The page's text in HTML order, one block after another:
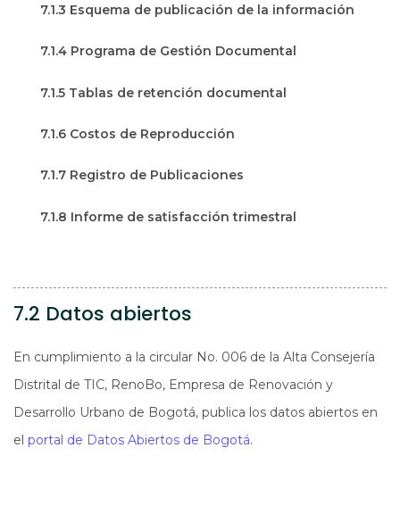
7.1.3 Esquema de publicación de la información
7.1.4 Programa de Gestión Documental
7.1.5 Tablas de retención documental
7.1.6 Costos de Reproducción
7.1.7 Registro de Publicaciones
7.1.8 Informe de satisfacción trimestral
7.2 Datos abiertos
En cumplimiento a la circular No. 006 de la Alta Consejería
Distrital de TIC, RenoBo, Empresa de Renovación y
Desarrollo Urbano de Bogotá, publica los datos abiertos en
el portal de Datos Abiertos de Bogotá.